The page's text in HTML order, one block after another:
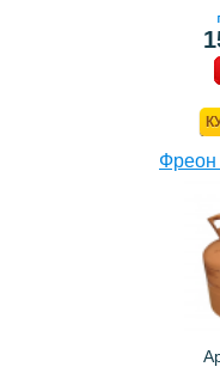
Фреон